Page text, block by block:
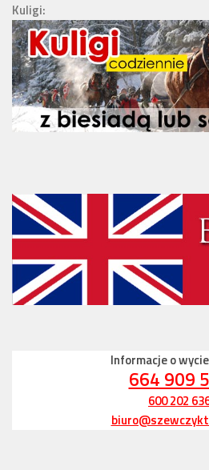
Kuligi:
Informacje o
664 909
600 202